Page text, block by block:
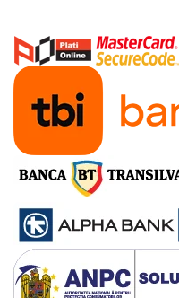
Casca bicicleta
Protectii
Sosete
Rucsaci si borsete ciclism
Manusi bicicleta
Pantofi ciclism
Imbracaminte ciclism
Imbracaminte ciclism
Imbracaminte ciclism copii